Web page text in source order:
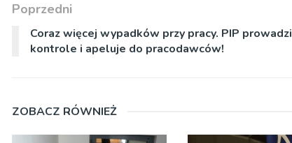
Poprzedni
Coraz więcej wypadków przy pracy. PIP prowadzi
kontrole i apeluje do pracodawców!
ZOBACZ RÓWNIEŻ